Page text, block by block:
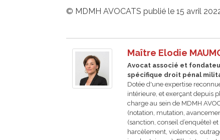
© MDMH AVOCATS publié le 15 avril
Maître Elodie
Avocat associé et
spécifique droit pénal
Dotée d'une expertise
intérieure, et exerçant depuis
charge au sein de MDMH
(notation, mutation,
(sanction, conseil d’enquête)
harcèlement, violences,